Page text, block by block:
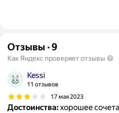
Отзывы ·9
Как Яндекс проверяет отзывы
Kessi
11 отзывов
17 мая 2023
Достоинства:хорошее